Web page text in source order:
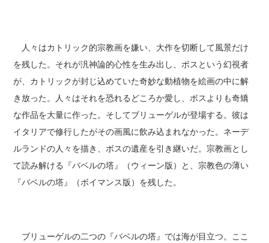
人々はカトリック的宗教画を嫌い、大作を切断して風景だけ
を残した。それが汎神論的心性を生み出し、ボスという幻視者
が、カトリックが封じ込めていた奇妙な動植物を絵画の中に解
き放った。人々はそれを恐れるどころか愛し、ボスよりも奇矯
な作品を大量に作った。そしてブリューゲルが登場する。彼は
イタリアで修行したがその画風に飲み込まれなかった。ネーデ
ルランドの人々を描き、ボスの遺産を引き継いだ。宗教画とし
て読み解ける『バベルの塔』（ウィーン版）と、宗教色の薄い
『バベルの塔』（ボイマンス版）を残した。
ブリューゲルの二つの『バベルの塔』では海が目立つ。ここ